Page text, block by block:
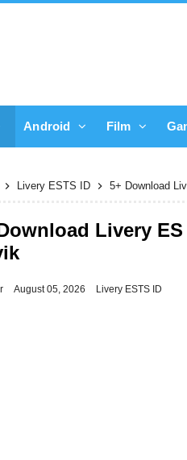
Android Film
Livery ESTS ID 5+ Download
Livery
August 05, 2026 Livery ESTS ID